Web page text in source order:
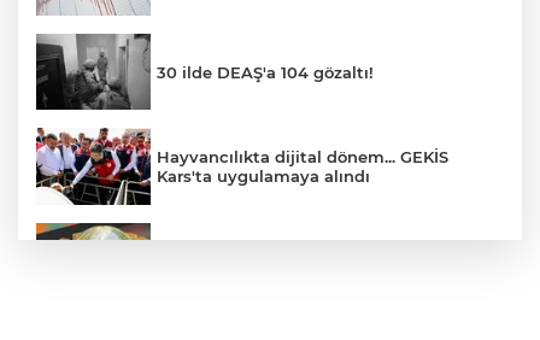
30 ilde DEAŞ'a 104 gözaltı!
Hayvancılıkta dijital dönem... GEKİS
Kars'ta uygulamaya alındı